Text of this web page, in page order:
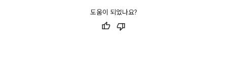
도움이 되었나요?